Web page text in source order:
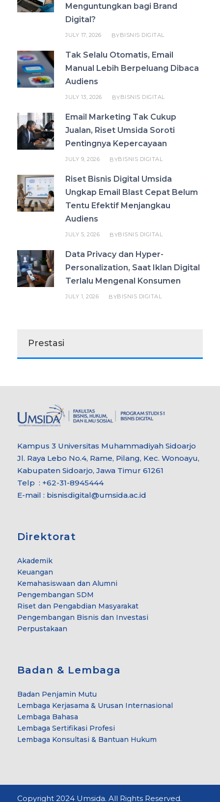
Menguntungkan bagi Brand
Digital?
JULY 17, 2026 BYBISNIS DIGITAL
Tak Selalu Otomatis, Email
Manual Lebih Berpeluang Dibaca
Audiens
JULY 13, 2026 BYBISNIS DIGITAL
Email Marketing Tak Cukup
Jualan, Riset Umsida Soroti
Pentingnya Kepercayaan
JULY 9, 2026 BYBISNIS DIGITAL
Riset Bisnis Digital Umsida
Ungkap Email Blast Cepat Belum
Tentu Efektif Menjangkau
Audiens
JULY 5, 2026 BYBISNIS DIGITAL
Data Privacy dan Hyper-
Personalization, Saat Iklan Digital
Terlalu Mengenal Konsumen
JULY 1, 2026 BYBISNIS DIGITAL
Prestasi
Kampus 3 Universitas Muhammadiyah Sidoarjo
Jl. Raya Lebo No.4, Rame, Pilang, Kec. Wonoayu,
Kabupaten Sidoarjo, Jawa Timur 61261
Telp : +62-31-8945444
E-mail : bisnisdigital@umsida.ac.id
Direktorat
Akademik
Keuangan
Kemahasiswaan dan Alumni
Pengembangan SDM
Riset dan Pengabdian Masyarakat
Pengembangan Bisnis dan Investasi
Perpustakaan
Badan & Lembaga
Badan Penjamin Mutu
Lembaga Kerjasama & Urusan Internasional
Lembaga Bahasa
Lembaga Sertifikasi Profesi
Lembaga Konsultasi & Bantuan Hukum
Copyright 2024 Umsida. All Rights Reserved.